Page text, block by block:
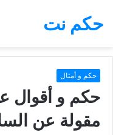
حكم نت
حكم و أمثال
مقولة عن